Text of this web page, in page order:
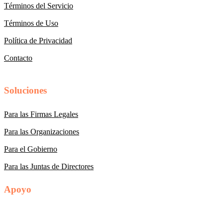
Términos del Servicio
Términos de Uso
Política de Privacidad
Contacto
Soluciones
Para las Firmas Legales
Para las Organizaciones
Para el Gobierno
Para las Juntas de Directores
Apoyo